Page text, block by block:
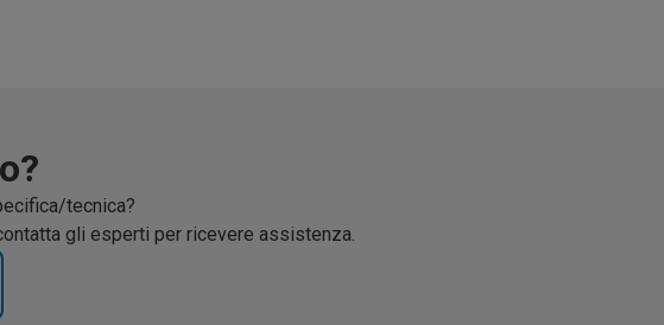
tecnica?
gli esperti per ricevere assistenza.